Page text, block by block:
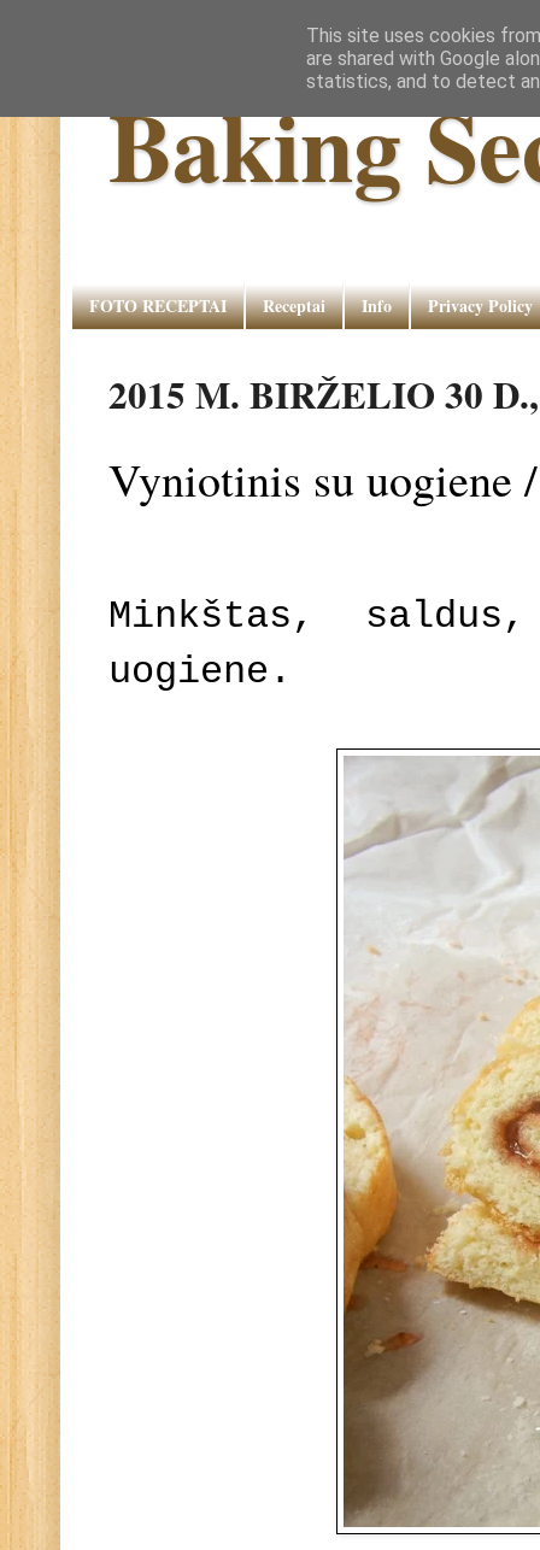
Baking
FOTO RECEPTAI Receptai Info Privacy Policy
2015 M. BIRŽELIO 30
Vyniotinis su uogiene
Minkštas,
uogiene.
This site uses cookies
are shared with Google
statistics, and to detect